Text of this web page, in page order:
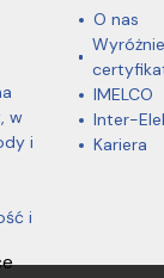
w
i
i
O nas
IMELCO
Inter-
Kariera